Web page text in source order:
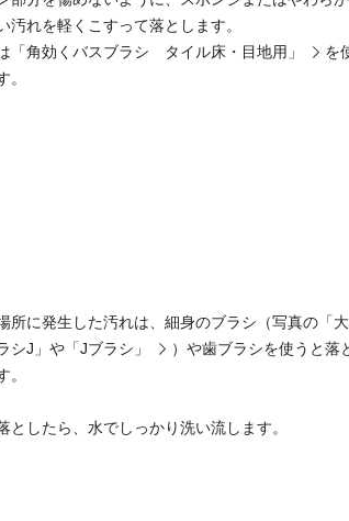
汚れを軽くこすって落とします。
「角効くバスブラシ タイル床・目地用」
を
。
所に発生した汚れは、細身のブラシ（写真の「
シJ」や 「Jブラシ」
）や歯ブラシを使うと落
。
としたら、水でしっかり洗い流します。